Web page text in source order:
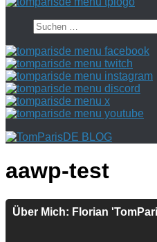
Suchen
nach:
aawp-test
Über Mich: Florian